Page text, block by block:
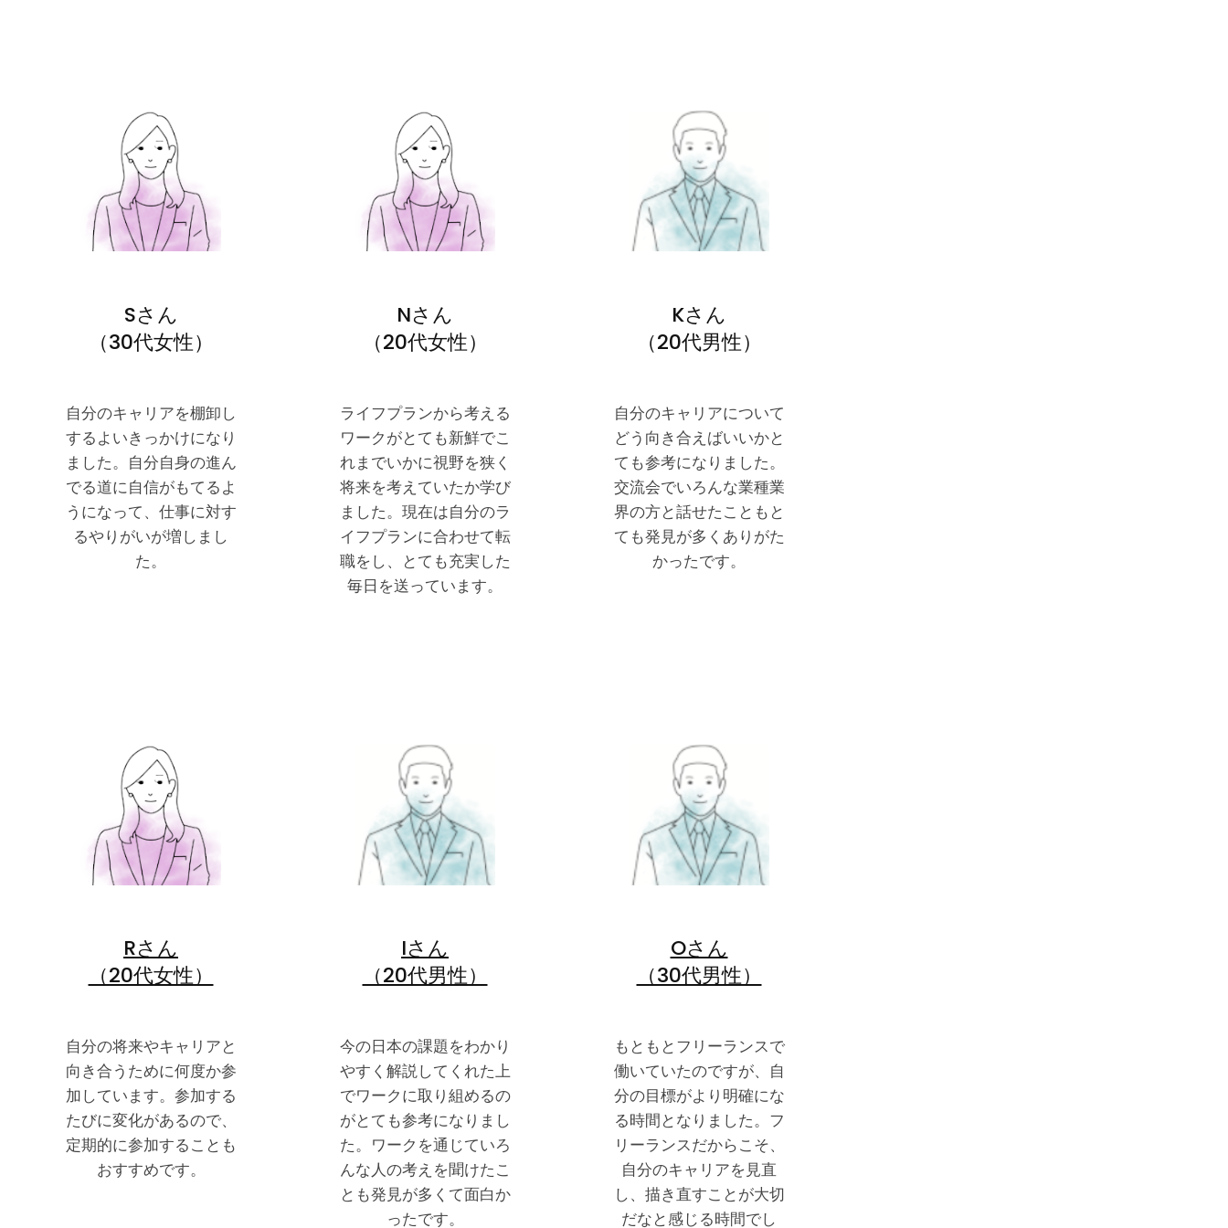
Sさん
（30代女性）
自分のキャリアを棚卸し
するよいきっかけになり
ました。自分自身の進ん
でる道に自信がもてるよ
うになって、仕事に対す
るやりがいが増しまし
た。
Nさん
（20代女性）
ライフプランから考える
ワークがとても新鮮でこ
れまでいかに視野を狭く
将来を考えていたか学び
ました。現在は自分のラ
イフプランに合わせて転
職をし、とても充実した
毎日を送っています。
Kさん
（20代男性）
自分のキャリアについて
どう向き合えばいいかと
ても参考になりました。
交流会でいろんな業種業
界の方と話せたこともと
ても発見が多くありがた
かったです。
Rさん
（20代女性）
自分の将来やキャリアと
向き合うために何度か参
加しています。参加する
たびに変化があるので、
定期的に参加することも
おすすめです。
Iさん
（20代男性）
今の日本の課題をわかり
やすく解説してくれた上
でワークに取り組めるの
がとても参考になりまし
た。ワークを通じていろ
んな人の考えを聞けたこ
とも発見が多くて面白か
ったです。
Oさん
（30代男性）
もともとフリーランスで
働いていたのですが、自
分の目標がより明確にな
る時間となりました。フ
リーランスだからこそ、
自分のキャリアを見直
し、描き直すことが大切
だなと感じる時間でし